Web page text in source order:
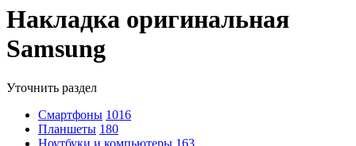
Накладка оригинальная
Samsung
Уточнить раздел
Смартфоны 1016
Планшеты 180
Ноутбуки и компьютеры 163